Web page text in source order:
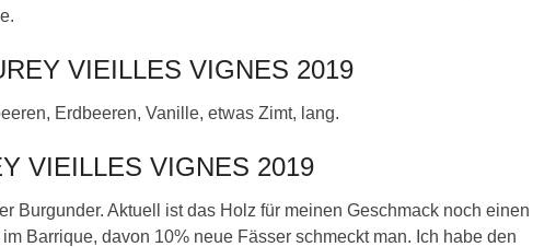
VIEILLES VIGNES 2019
Erdbeeren, Vanille, etwas Zimt, lang.
VIEILLES VIGNES 2019
Burgunder. Aktuell ist das Holz für meinen Geschmack noch einen
Barrique, davon 10% neue Fässer schmeckt man. Ich habe den